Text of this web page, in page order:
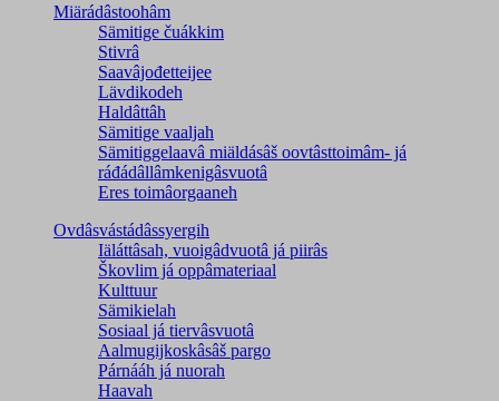
Miärádâstoohâm
Sämitige čuákkim
Stivrâ
Saavâjođetteijee
Lävdikodeh
Haldâttâh
Sämitige vaaljah
Sämitiggelaavâ miäldásâš oovtâsttoimâm- já
ráđádâllâmkenigâsvuotâ
Eres toimâorgaaneh
Ovdâsvástádâssyergih
Iäláttâsah, vuoigâdvuotâ já piirâs
Škovlim já oppâmateriaal
Kulttuur
Sämikielah
Sosiaal já tiervâsvuotâ
Aalmugijkoskâsâš pargo
Párnááh já nuorah
Haavah